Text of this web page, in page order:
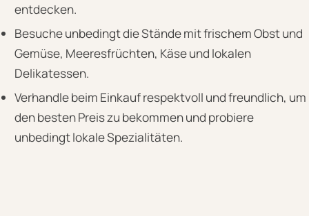
entdecken.
Besuche unbedingt die Stände mit frischem Obst und
Gemüse, Meeresfrüchten, Käse und lokalen
Delikatessen.
Verhandle beim Einkauf respektvoll und freundlich, um
den besten Preis zu bekommen und probiere
unbedingt lokale Spezialitäten.